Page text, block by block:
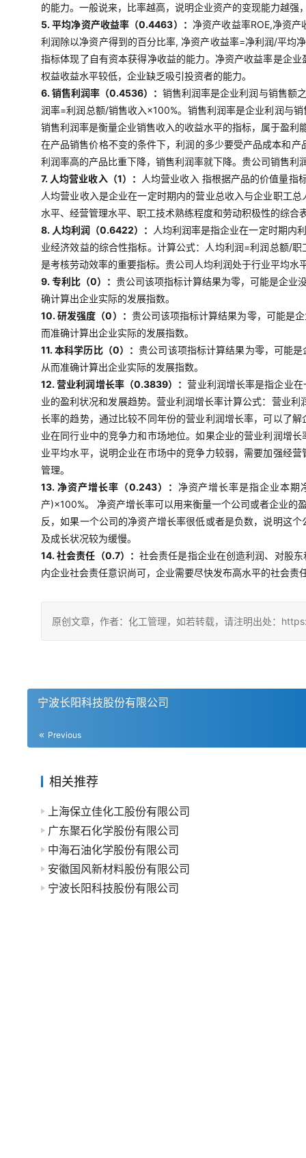
的能力。一般说来，比率越高，说明企业资产的变现能力越
5. 平均净资产收益率（0.4463）： 净资产收益率ROE,净资
利润除以净资产得到的百分比率, 净资产收益率=净利润/平均
指标体现了自有资本获得净收益的能力。净资产收益率是企
权益收益水平较低，企业缺乏吸引投资者的能力。
6. 销售利润率（0.4536）：销售利润率是企业利润与销售额
润率=利润总额/销售收入×100%。销售利润率是企业利润与
销售利润率是衡量企业销售收入的收益水平的指标，属于盈利
在产品销售价格不变的条件下，利润的多少要受产品成本和
利润率高的产品比重下降，销售利润率就下降。贵公司销售
7. 人均营业收入（1）：
人均营业收入 指根据产品的价值量指
人均营业收入是企业在一定时期内的营业总收入与企业职工
水平、经营管理水平、职工技术熟练程度和劳动积极性的综
8. 人均利润（0.6422）：
人均利润率是指企业在一定时期内
业经济效益的综合性指标。计算公式：人均利润=利润总额/
是考核劳动效率的重要指标。贵公司人均利润处于行业平均
9. 专利比（0）： 贵公司该项指标计算结果为零，可能是企业
确计算出企业实际的发展指数。
10. 研发强度（0）： 贵公司该项指标计算结果为零，可能是
而准确计算出企业实际的发展指数。
11. 本科学历比（0）：贵公司该项指标计算结果为零，可能
从而准确计算出企业实际的发展指数。
12. 营业利润增长率（0.3839）：营业利润增长率是指企业
业的盈利状况和发展趋势。营业利润增长率计算公式：营业
长率的趋势，通过比较不同年份的营业利润增长率，可以了
业在同行业中的竞争力和市场地位。如果企业的营业利润增
业平均水平，说明企业在市场中的竞争力较弱，需要加强经
管理。
13. 净资产增长率（0.243）： 净资产增长率是指企业本
产)×100%。 净资产增长率可以用来衡量一个公司或者企业的
反，如果一个公司的净资产增长率很低或者是负数，说明这
及成长状况较为缓慢。
14. 社会责任（0.7）：社会责任是指企业在创造利润、对股
内企业社会责任意识尚可，企业需要尽快发布高水平的社会责
原创文章，作者：化工管理，如若转载，请注明出处：
宁波长阳科技股份有限公司
Previous
相关推荐
上海保立佳化工股份有限公司
广东聚石化学股份有限公司
中海石油化学股份有限公司
安徽国风新材料股份有限公司
宁波长阳科技股份有限公司